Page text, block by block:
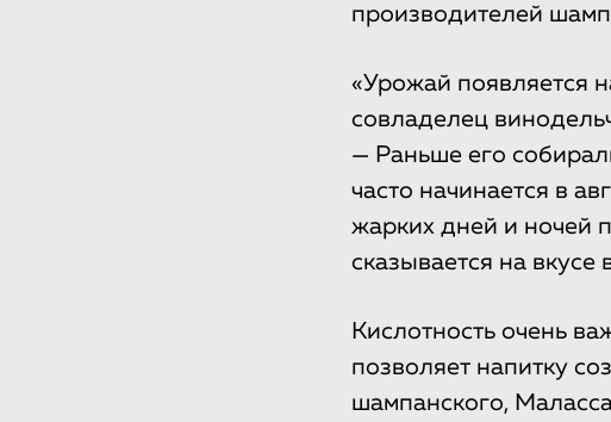
производителей
«Урожай появляется
совладелец
— Раньше его
часто начинается в
жарких дней и ночей
сказывается на вкусе
Кислотность очень
позволяет напитку
шампанского,